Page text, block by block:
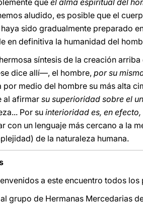
que el alma espiritual del
aludido, es posible que el
sido gradualmente preparado
en definitiva la humanidad del
síntesis de la creación arriba
dice allí—, el hombre, por su
por medio del hombre su más alta
al afirmar su superioridad sobre el
Por su interioridad es, en
con un lenguaje más cercano a la
de la naturaleza humana.
a este encuentro todos
grupo de Hermanas Mercedarias